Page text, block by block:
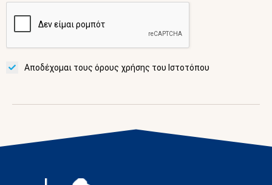
Αποδέχομαι τους όρους χρήσης του Ιστοτόπου